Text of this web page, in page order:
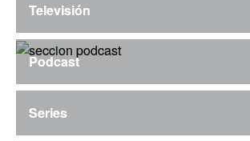
Televisión
Podcast
Series